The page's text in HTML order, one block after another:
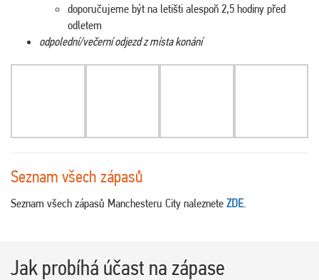
doporučujeme být na letišti alespoň 2,5 hodiny před
odletem
odpolední/večerní odjezd z místa konání
Seznam všech zápasů
Seznam všech zápasů Manchesteru City naleznete ZDE.
Jak probíhá účast na zápase